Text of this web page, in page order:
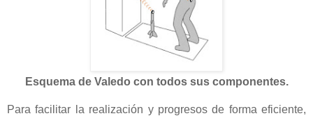
Esquema de Valedo con todos sus componentes.
Para facilitar la realización y progresos de forma eficiente,